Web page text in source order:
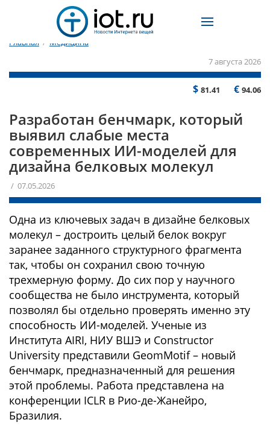
Главная / Медицина
7 августа 2026
$ 81.41 € 94.06
Разработан бенчмарк, который
выявил слабые места
современных ИИ-моделей для
дизайна белковых молекул
/ 07.05.2026
Одна из ключевых задач в дизайне белковых
молекул – достроить целый белок вокруг
заранее заданного структурного фрагмента
так, чтобы он сохранил свою точную
трехмерную форму. До сих пор у научного
сообщества не было инструмента, который
позволял бы отдельно проверять именно эту
способность ИИ-моделей. Ученые из
Института AIRI, НИУ ВШЭ и Constructor
University представили GeomMotif – новый
бенчмарк, предназначенный для решения
этой проблемы. Работа представлена на
конференции ICLR в Рио-де-Жанейро,
Бразилия.